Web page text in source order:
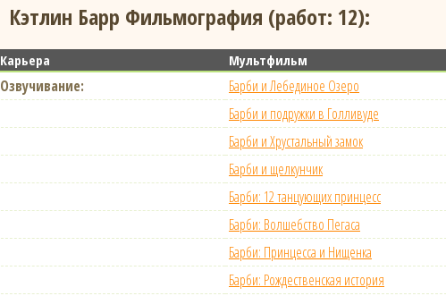
Кэтлин Барр Фильмография (работ: 12):
Карьера Мультфильм
Озвучивание: Барби и Лебединое Озеро
Барби и подружки в Голливуде
Барби и Хрустальный замок
Барби и щелкунчик
Барби: 12 танцующих принцесс
Барби: Волшебство Пегаса
Барби: Принцесса и Нищенка
Барби: Рождественская история